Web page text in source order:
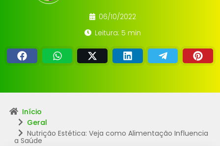
06/10/2022
Leitura: 5 min
Início
Geral
Nutrição Estética: Veja como Alimentação Influencia
a Saúde